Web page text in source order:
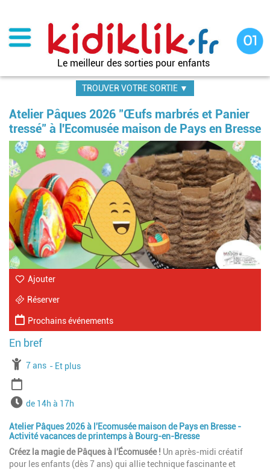
contenu
principal
Le meilleur des sorties pour enfants
TROUVER VOTRE SORTIE ▼
Atelier Pâques 2026 "Œufs marbrés et Panier
tressé" à l'Ecomusée maison de Pays en Bresse
Ajouter
Réserver
Prochains événements
À partir de
7 ans Jusqu'à l'age de
Et plus
Horairesde 14h à 17h
Atelier Pâques 2026 à l'Ecomusée maison de Pays en Bresse -
Activité vacances de printemps à Bourg-en-Bresse
Créez la magie de Pâques à l'Écomusée ! Un après-midi créatif
pour les enfants (dès 7 ans) qui allie technique fascinante et